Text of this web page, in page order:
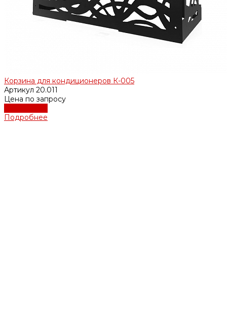
Корзина для кондиционеров К-005
Артикул 20.011
Цена по запросу
Подробнее